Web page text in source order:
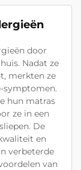
door
Nadat ze
merkten ze
symptomen.
hun matras
ze in een
De
en
verbeterde
van